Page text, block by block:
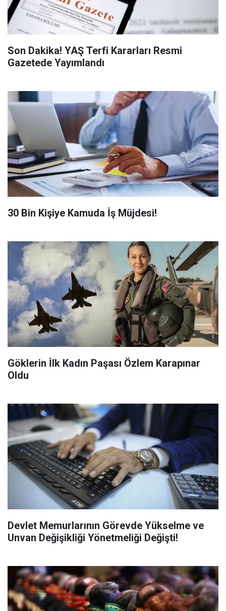
Son Dakika! YAŞ Terfi Kararları Resmi
Gazetede Yayımlandı
​30 Bin Kişiye Kamuda İş Müjdesi!
Göklerin İlk Kadın Paşası Özlem Karapınar
Oldu
Devlet Memurlarının Görevde Yükselme ve
Unvan Değişikliği Yönetmeliği Değişti!